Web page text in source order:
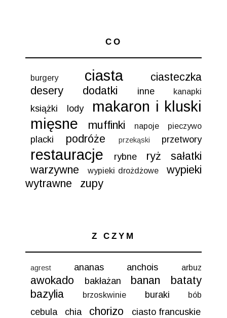
CO
burgery ciasta
ciasteczka
desery
dodatki inne kanapki
książki lody
makaron i kluski
mięsne
muffinki napoje pieczywo
placki podróże przekąski przetwory
restauracje rybne ryż
sałatki
warzywne
wypieki drożdżowe
wypieki
wytrawne
zupy
Z CZYM
agrest ananas anchois arbuz
awokado bakłażan banan
bataty
bazylia
brzoskwinie buraki bób
cebula chia chorizo ciasto francuskie